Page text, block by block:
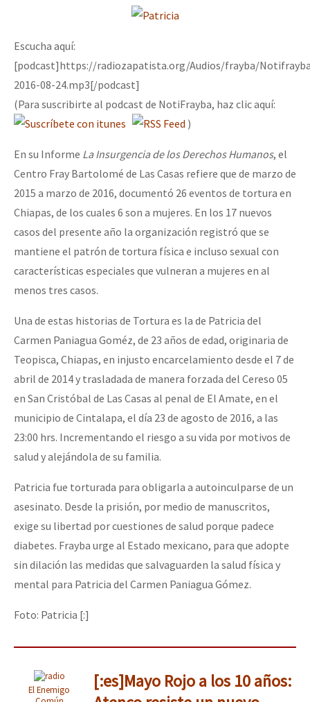
Escucha aquí:
[podcast]https://radiozapatista.org/Audios/frayba/
2016-08-24.mp3[/podcast]
(Para suscribirte al podcast de NotiFrayba, haz clic aquí:
)
En su Informe La Insurgencia de los Derechos Humanos, el
Centro Fray Bartolomé de Las Casas refiere que de marzo de
2015 a marzo de 2016, documentó 26 eventos de tortura en
Chiapas, de los cuales 6 son a mujeres. En los 17 nuevos
casos del presente año la organización registró que se
mantiene el patrón de tortura física e incluso sexual con
características especiales que vulneran a mujeres en al
menos tres casos.
Una de estas historias de Tortura es la de Patricia del
Carmen Paniagua Goméz, de 23 años de edad, originaria de
Teopisca, Chiapas, en injusto encarcelamiento desde el 7 de
abril de 2014 y trasladada de manera forzada del Cereso 05
en San Cristóbal de Las Casas al penal de El Amate, en el
municipio de Cintalapa, el día 23 de agosto de 2016, a las
23:00 hrs. Incrementando el riesgo a su vida por motivos de
salud y alejándola de su familia.
Patricia fue torturada para obligarla a autoinculparse de un
asesinato. Desde la prisión, por medio de manuscritos,
exige su libertad por cuestiones de salud porque padece
diabetes. Frayba urge al Estado mexicano, para que adopte
sin dilación las medidas que salvaguarden la salud física y
mental para Patricia del Carmen Paniagua Gómez.
Foto: Patricia [:]
El Enemigo
[:es]Mayo Rojo a los 10 años: